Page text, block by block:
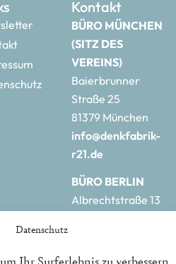
Datenschutz
Kontakt
BÜRO MÜNCHEN
(SITZ DES
VEREINS)
Baierbrunner
Straße 25
81379 München
info@denkfabrik-
r21.de
BÜRO BERLIN
Albrechtstraße 13
r21.de